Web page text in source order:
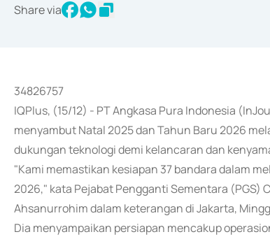
Share via
34826757
IQPlus, (15/12) - PT Angkasa Pura Indonesia
menyambut Natal 2025 dan Tahun Baru 2026
dukungan teknologi demi kelancaran dan
"Kami memastikan kesiapan 37 bandara dalam
2026," kata Pejabat Pengganti Sementara (PGS)
Ahsanurrohim dalam keterangan di Jakarta,
Dia menyampaikan persiapan mencakup